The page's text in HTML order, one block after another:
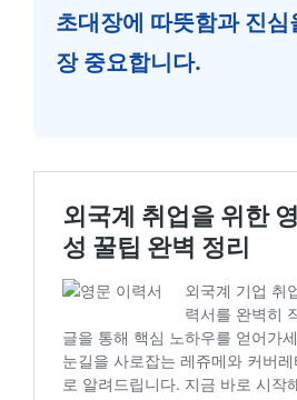
초대장에 따뜻함과 진심
장 중요합니다.